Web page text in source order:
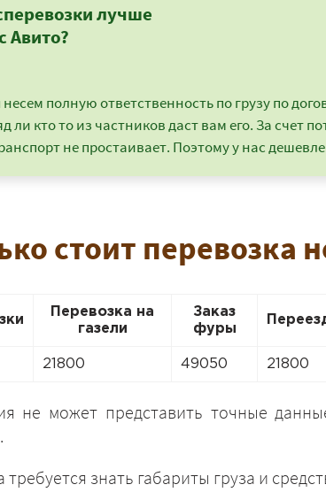
лучше
Авито?
полную ответственность по грузу по
ли кто то из частников даст вам его. За счет
не простаивает. Поэтому у нас
стоит перевозка
Перевозка на
газели
Заказ
фуры
21800 49050 21800
не может представить точные
требуется знать габариты груза и